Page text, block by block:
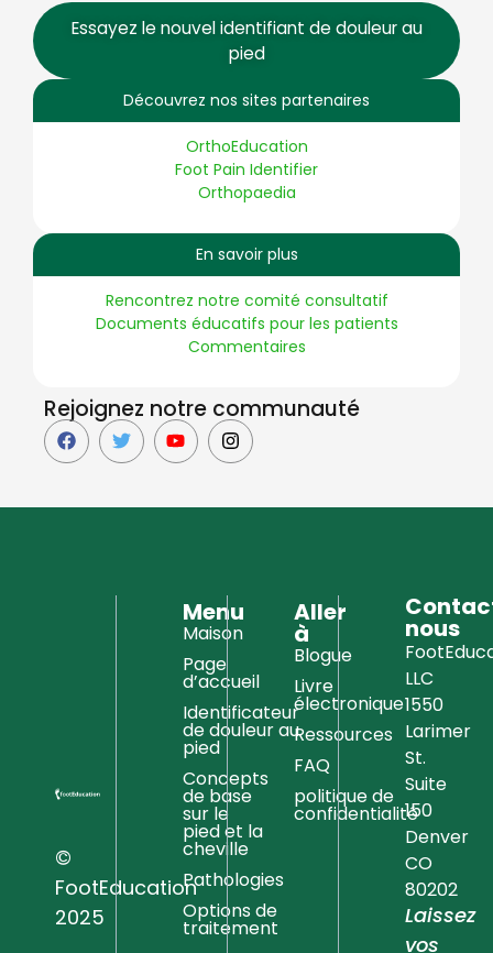
Essayez le nouvel identifiant de douleur au
pied
Découvrez nos sites partenaires
OrthoEducation
Foot Pain Identifier
Orthopaedia
En savoir plus
Rencontrez notre comité consultatif
Documents éducatifs pour les patients
Commentaires
Rejoignez notre communauté
©
FootEducation
2025
Menu
Maison
Page
d’accueil
Identificateur
de douleur au
pied
Concepts
de base
sur le
pied et la
cheville
Pathologies
Options de
traitement
Aller
à
Blogue
Livre
électronique
Ressources
FAQ
politique de
confidentialité
nous
LLC
1550
Larimer
St.
Suite
150
Denver
CO
80202
Laissez
vos